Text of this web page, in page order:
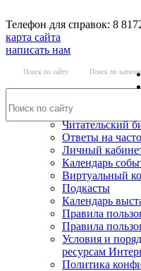
Телефон для справок: 8
карта сайта
написать нам
Поиск по сайту Поиск по
Читательский
Ответы на
Личный
Календарь
Виртуальный
Подкасты
Календарь
Правила
Правила
Условия и
ресурсам
Политика